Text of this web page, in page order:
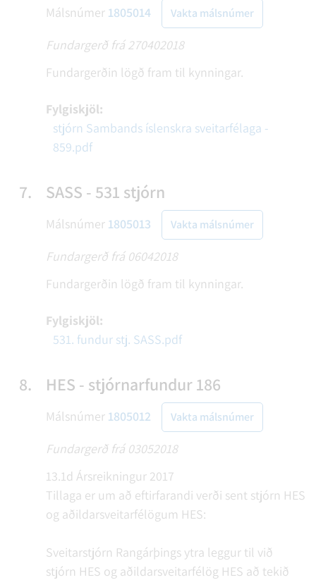
Málsnúmer 1805014 Vakta málsnúmer
Fundargerð frá 270402018
Fundargerðin lögð fram til kynningar.
Fylgiskjöl:
stjórn Sambands íslenskra sveitarfélaga -
859.pdf
7. SASS - 531 stjórn
Málsnúmer 1805013 Vakta málsnúmer
Fundargerð frá 06042018
Fundargerðin lögð fram til kynningar.
Fylgiskjöl:
531. fundur stj. SASS.pdf
8. HES - stjórnarfundur 186
Málsnúmer 1805012 Vakta málsnúmer
Fundargerð frá 03052018
13.1d Ársreikningur 2017
Tillaga er um að eftirfarandi verði sent stjórn HES
og aðildarsveitarfélögum HES:
Sveitarstjórn Rangárþings ytra leggur til við
stjórn HES og aðildarsveitarfélög HES að tekið